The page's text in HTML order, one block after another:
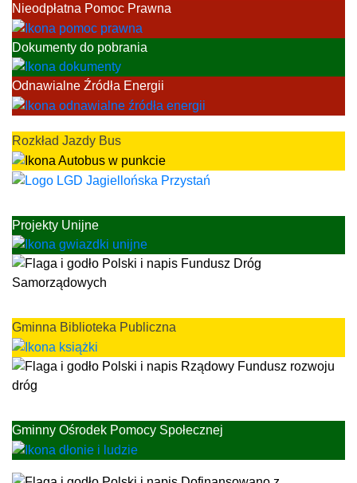
Nieodpłatna Pomoc Prawna
Dokumenty do pobrania
Odnawialne Źródła Energii
Rozkład Jazdy Bus
Projekty Unijne
Gminna Biblioteka Publiczna
Gminny Ośrodek Pomocy Społecznej